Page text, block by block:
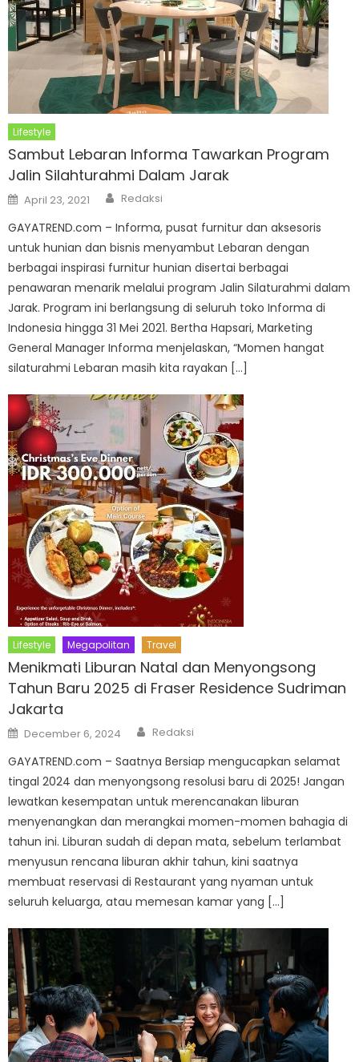
Lifestyle
Sambut Lebaran Informa Tawarkan Program
Jalin Silahturahmi Dalam Jarak
Posted
on
April 23, 2021 Author
Redaksi
GAYATREND.com – Informa, pusat furnitur dan aksesoris
untuk hunian dan bisnis menyambut Lebaran dengan
berbagai inspirasi furnitur hunian disertai berbagai
penawaran menarik melalui program Jalin Silaturahmi dalam
Jarak. Program ini berlangsung di seluruh toko Informa di
Indonesia hingga 31 Mei 2021. Bertha Hapsari, Marketing
General Manager Informa menjelaskan, “Momen hangat
silaturahmi Lebaran masih kita rayakan […]
Lifestyle Megapolitan Travel
Menikmati Liburan Natal dan Menyongsong
Tahun Baru 2025 di Fraser Residence Sudriman
Jakarta
Posted
on
December 6, 2024 Author
Redaksi
GAYATREND.com – Saatnya Bersiap mengucapkan selamat
tingal 2024 dan menyongsong resolusi baru di 2025! Jangan
lewatkan kesempatan untuk merencanakan liburan
menyenangkan dan merangkai momen-momen bahagia di
tahun ini. Liburan sudah di depan mata, sebelum terlambat
menyusun rencana liburan akhir tahun, kini saatnya
membuat reservasi di Restaurant yang nyaman untuk
seluruh keluarga, atau memesan kamar yang […]